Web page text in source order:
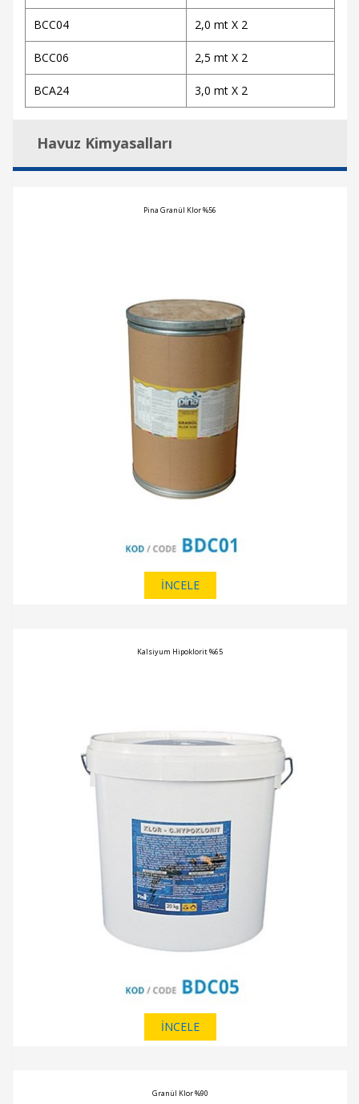
BCC04 2,0 mt X 2
BCC06 2,5 mt X 2
BCA24 3,0 mt X 2
Havuz Kimyasalları
Pina Granül Klor %56
İNCELE
Kalsiyum Hipoklorit %65
İNCELE
Granül Klor %90